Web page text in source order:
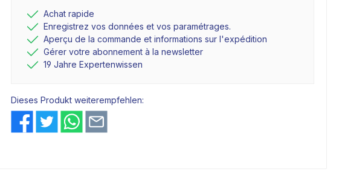
Achat rapide
Enregistrez vos données et vos paramétrages.
Aperçu de la commande et informations sur l'expédition
Gérer votre abonnement à la newsletter
19 Jahre Expertenwissen
Dieses Produkt weiterempfehlen: